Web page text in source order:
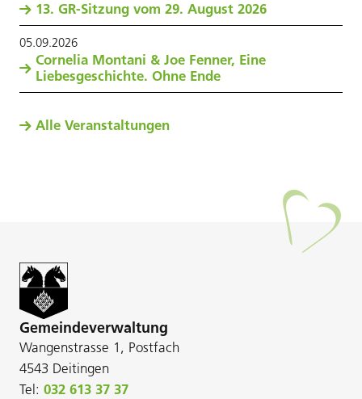
13. GR-Sitzung vom 29. August 2026
05.09.2026
Cornelia Montani & Joe Fenner, Eine
Liebesgeschichte. Ohne Ende
Alle Veranstaltungen
Gemeindeverwaltung
Wangenstrasse 1, Postfach
4543 Deitingen
Tel: 032 613 37 37